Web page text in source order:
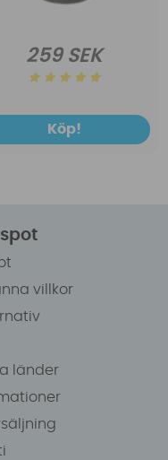
259 SEK
Köp!
villkor
länder